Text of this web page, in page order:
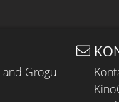
Grogu